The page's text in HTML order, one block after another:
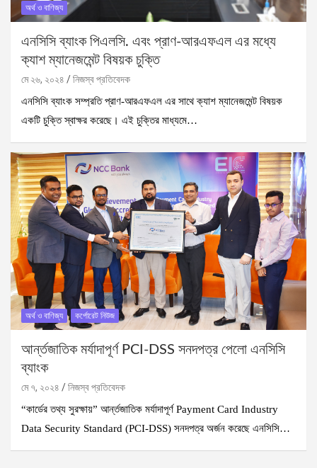
অর্থ ও বাণিজ্য
এনসিসি ব্যাংক পিএলসি. এবং প্রাণ-আরএফএল এর মধ্যে
ক্যাশ ম্যানেজমেন্ট বিষয়ক চুক্তি
মে ২৬, ২০২৪
নিজস্ব প্রতিবেদক
এনসিসি ব্যাংক সম্প্রতি প্রাণ-আরএফএল এর সাথে ক্যাশ ম্যানেজমেন্ট বিষয়ক
একটি চুক্তি স্বাক্ষর করেছে। এই চুক্তির মাধ্যমে…
অর্থ ও বাণিজ্য কর্পোরেট নিউজ
আর্ন্তজাতিক মর্যাদাপূর্ণ PCI-DSS সনদপত্র পেলো এনসিসি
ব্যাংক
মে ৭, ২০২৪
নিজস্ব প্রতিবেদক
“কার্ডের তথ্য সুরক্ষায়” আর্ন্তজাতিক মর্যাদাপূর্ণ Payment Card Industry
Data Security Standard (PCI-DSS) সনদপত্র অর্জন করেছে এনসিসি…